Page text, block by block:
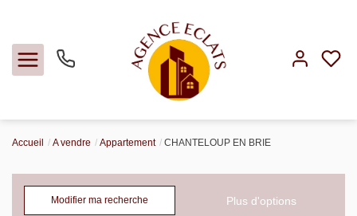
Louer
Accueil A vendre Appartement CHANTELOUP EN BRIE
Modifier ma recherche Plus d'options